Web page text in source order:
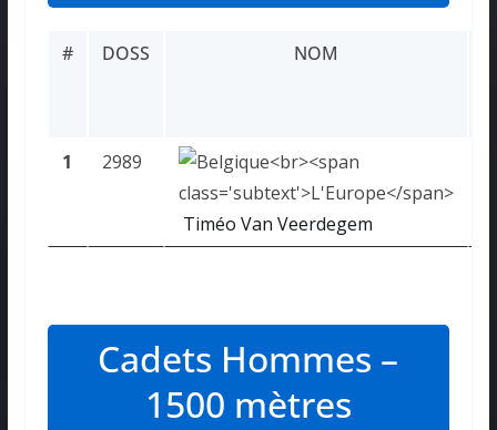
# DOSS NOM
1 2989
Timéo Van Veerdegem
Cadets Hommes –
1500 mètres